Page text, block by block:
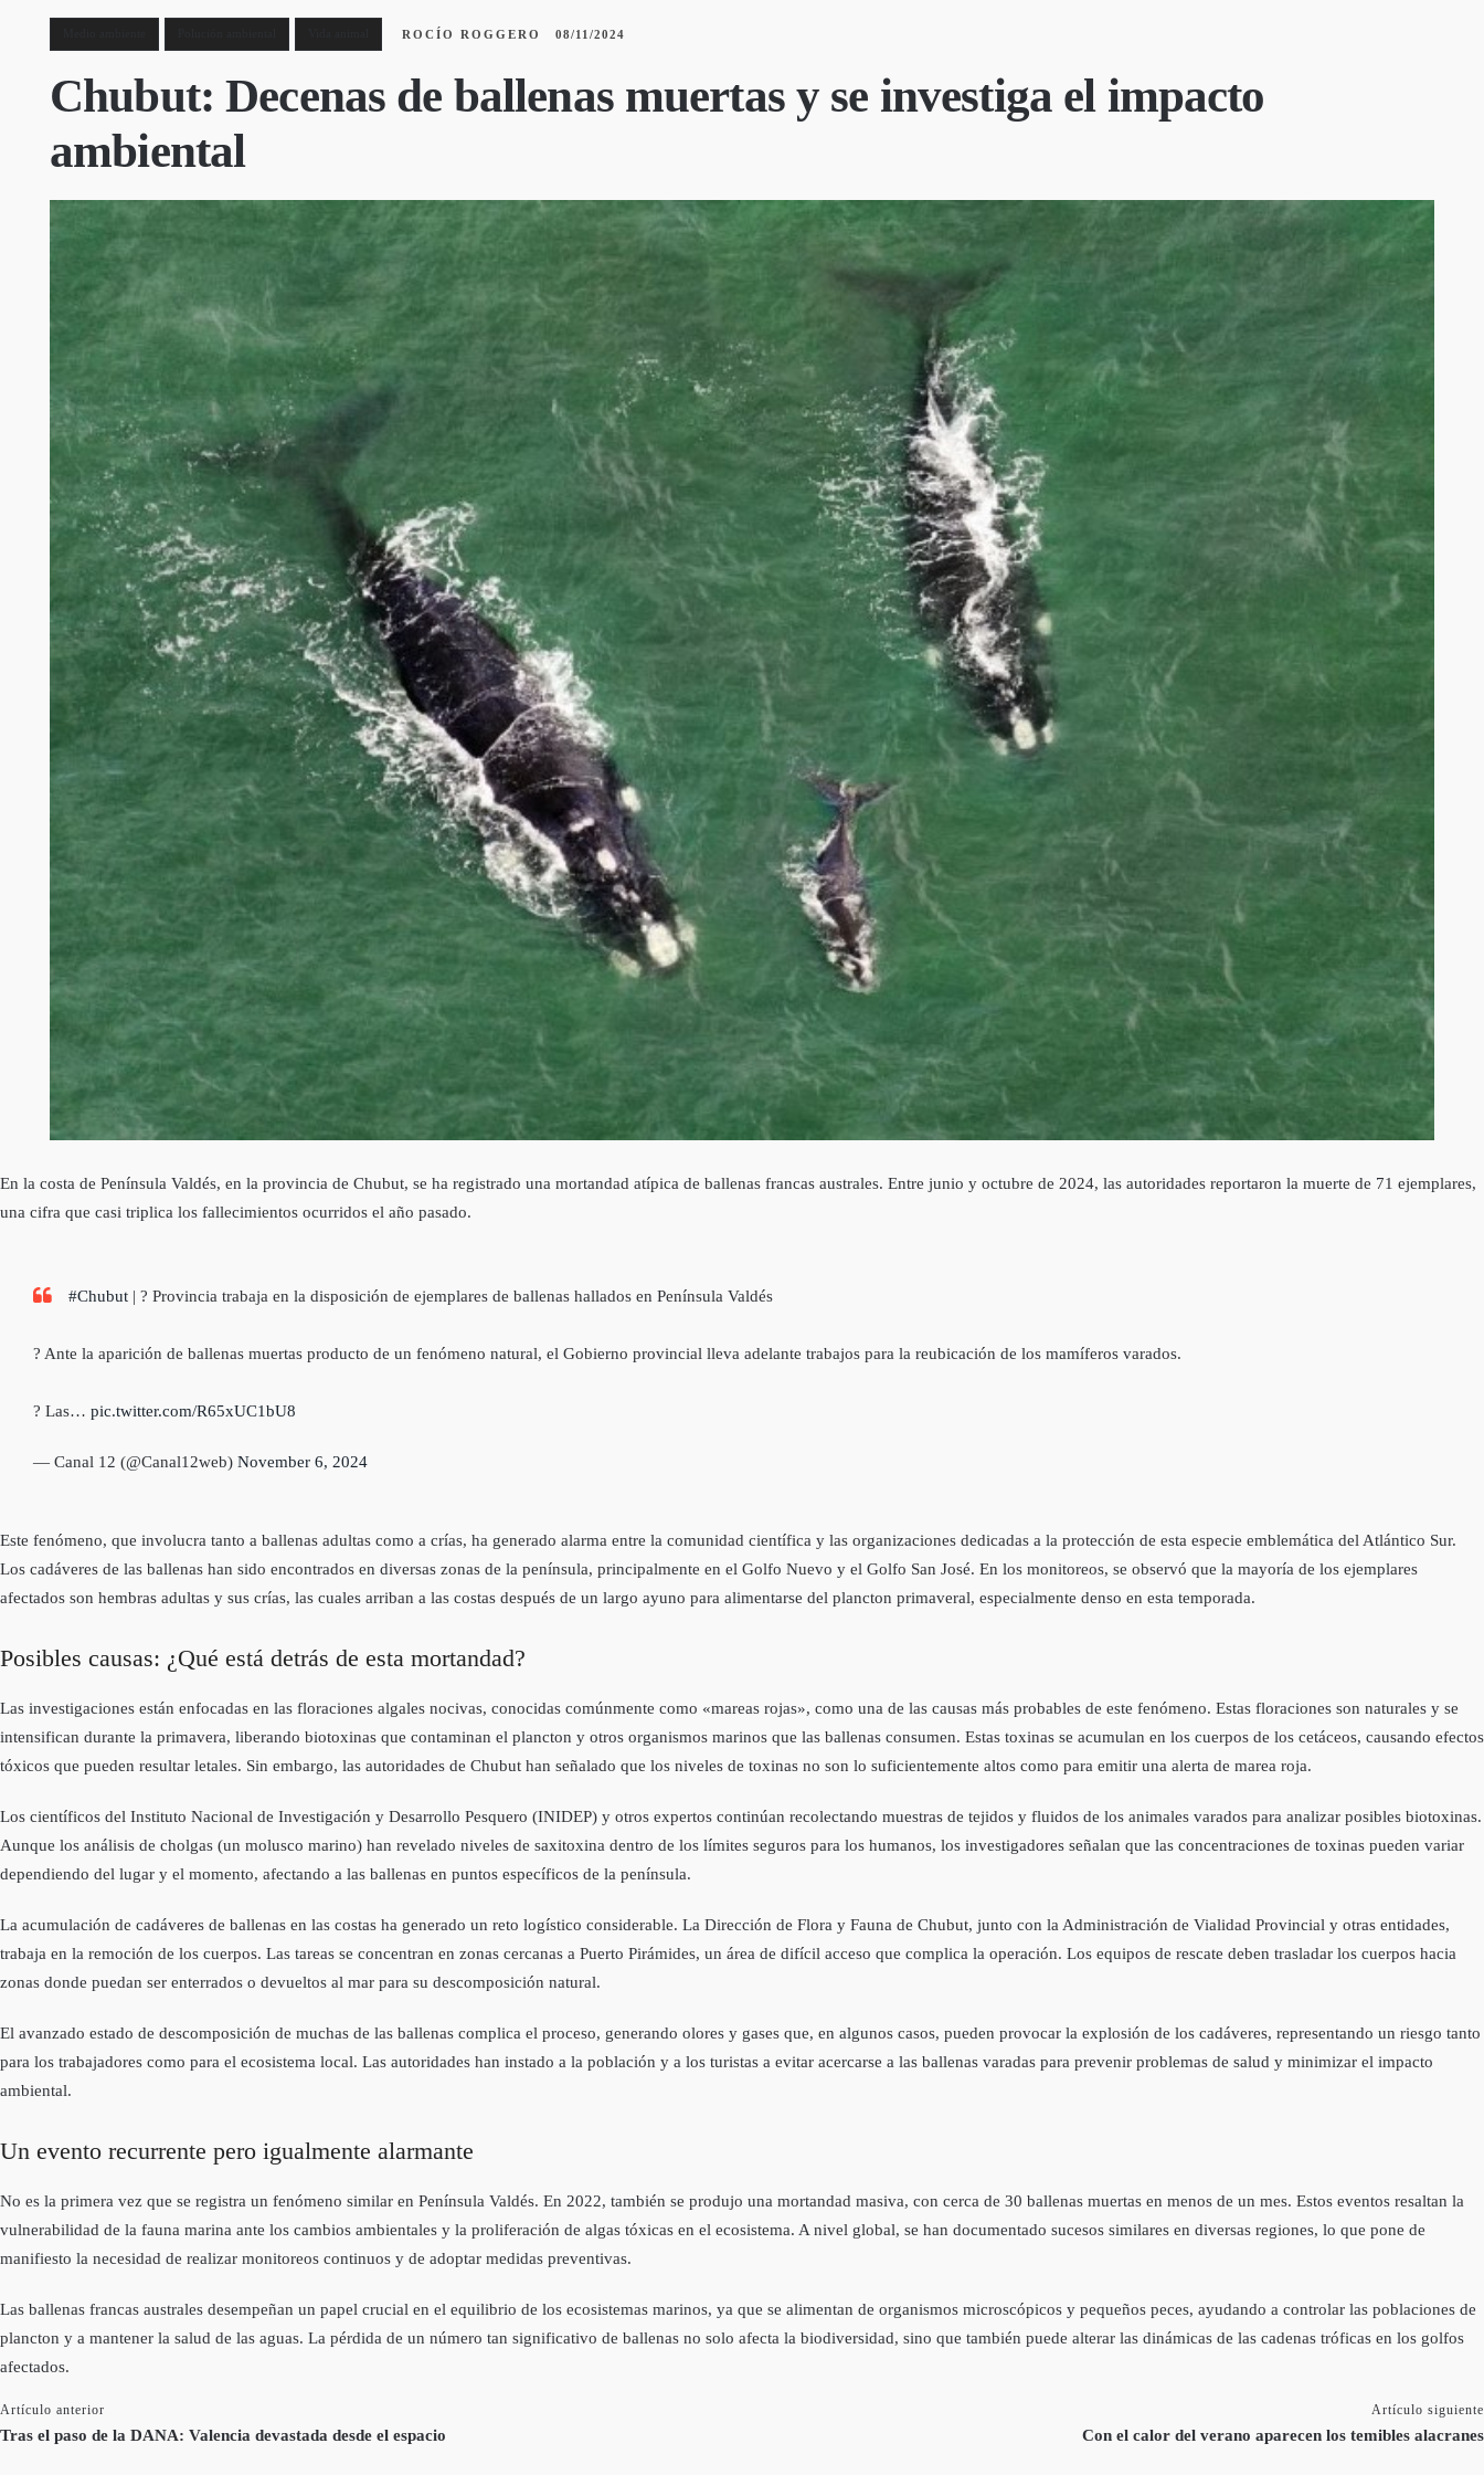
ROCÍO ROGGERO 08/11/2024
Chubut: Decenas de ballenas muertas y se investiga el impacto
ambiental
En la costa de Península Valdés, en la provincia de Chubut, se ha registrado una mortandad atípica de ballenas francas australes. Entre junio y octubre de 2024, las autoridades reportaron la muerte de 71 ejemplares,
una cifra que casi triplica los fallecimientos ocurridos el año pasado.
#Chubut | ? Provincia trabaja en la disposición de ejemplares de ballenas hallados en Península Valdés
? Ante la aparición de ballenas muertas producto de un fenómeno natural, el Gobierno provincial lleva adelante trabajos para la reubicación de los mamíferos varados.
? Las… pic.twitter.com/R65xUC1bU8
— Canal 12 (@Canal12web) November 6, 2024
Este fenómeno, que involucra tanto a ballenas adultas como a crías, ha generado alarma entre la comunidad científica y las organizaciones dedicadas a la protección de esta especie emblemática del Atlántico Sur.
Los cadáveres de las ballenas han sido encontrados en diversas zonas de la península, principalmente en el Golfo Nuevo y el Golfo San José. En los monitoreos, se observó que la mayoría de los ejemplares
afectados son hembras adultas y sus crías, las cuales arriban a las costas después de un largo ayuno para alimentarse del plancton primaveral, especialmente denso en esta temporada.
Posibles causas: ¿Qué está detrás de esta mortandad?
Las investigaciones están enfocadas en las floraciones algales nocivas, conocidas comúnmente como «mareas rojas», como una de las causas más probables de este fenómeno. Estas floraciones son naturales y se
intensifican durante la primavera, liberando biotoxinas que contaminan el plancton y otros organismos marinos que las ballenas consumen. Estas toxinas se acumulan en los cuerpos de los cetáceos, causando efectos
tóxicos que pueden resultar letales. Sin embargo, las autoridades de Chubut han señalado que los niveles de toxinas no son lo suficientemente altos como para emitir una alerta de marea roja.
Los científicos del Instituto Nacional de Investigación y Desarrollo Pesquero (INIDEP) y otros expertos continúan recolectando muestras de tejidos y fluidos de los animales varados para analizar posibles biotoxinas.
Aunque los análisis de cholgas (un molusco marino) han revelado niveles de saxitoxina dentro de los límites seguros para los humanos, los investigadores señalan que las concentraciones de toxinas pueden variar
dependiendo del lugar y el momento, afectando a las ballenas en puntos específicos de la península.
La acumulación de cadáveres de ballenas en las costas ha generado un reto logístico considerable. La Dirección de Flora y Fauna de Chubut, junto con la Administración de Vialidad Provincial y otras entidades,
trabaja en la remoción de los cuerpos. Las tareas se concentran en zonas cercanas a Puerto Pirámides, un área de difícil acceso que complica la operación. Los equipos de rescate deben trasladar los cuerpos hacia
zonas donde puedan ser enterrados o devueltos al mar para su descomposición natural.
El avanzado estado de descomposición de muchas de las ballenas complica el proceso, generando olores y gases que, en algunos casos, pueden provocar la explosión de los cadáveres, representando un riesgo tanto
para los trabajadores como para el ecosistema local. Las autoridades han instado a la población y a los turistas a evitar acercarse a las ballenas varadas para prevenir problemas de salud y minimizar el impacto
ambiental.
Un evento recurrente pero igualmente alarmante
No es la primera vez que se registra un fenómeno similar en Península Valdés. En 2022, también se produjo una mortandad masiva, con cerca de 30 ballenas muertas en menos de un mes. Estos eventos resaltan la
vulnerabilidad de la fauna marina ante los cambios ambientales y la proliferación de algas tóxicas en el ecosistema. A nivel global, se han documentado sucesos similares en diversas regiones, lo que pone de
manifiesto la necesidad de realizar monitoreos continuos y de adoptar medidas preventivas.
Las ballenas francas australes desempeñan un papel crucial en el equilibrio de los ecosistemas marinos, ya que se alimentan de organismos microscópicos y pequeños peces, ayudando a controlar las poblaciones de
plancton y a mantener la salud de las aguas. La pérdida de un número tan significativo de ballenas no solo afecta la biodiversidad, sino que también puede alterar las dinámicas de las cadenas tróficas en los golfos
afectados.
Artículo anterior
Tras el paso de la DANA: Valencia devastada desde el espacio
Artículo siguiente
Con el calor del verano aparecen los temibles alacranes